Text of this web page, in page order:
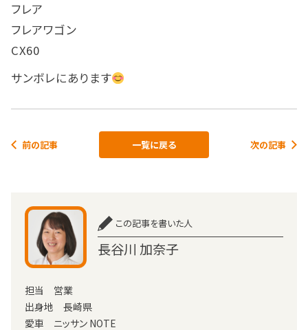
フレア
フレアワゴン
CX60
サンボレにあります
前の記事 一覧に戻る 次の記事
この記事を書いた人
長谷川 加奈子
担当 営業
出身地 長崎県
愛車 ニッサン NOTE